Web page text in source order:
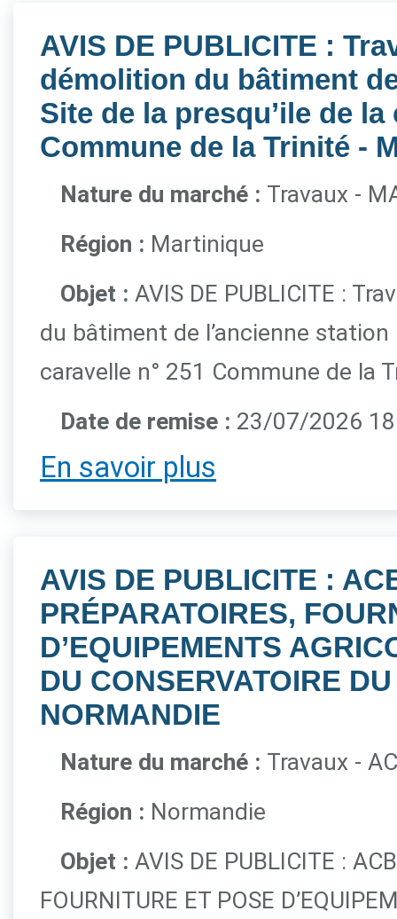
AVIS DE PUBLICITE :
démolition du bâtiment
Site de la presqu’ile de la
Commune de la Trinité -
Nature du marché : Travaux -
Région : Martinique
Objet : AVIS DE PUBLICITE :
du bâtiment de l’ancienne
caravelle n° 251 Commune de la
Date de remise : 23/07/2026
En savoir plus
AVIS DE PUBLICITE :
PRÉPARATOIRES,
D’EQUIPEMENTS
DU CONSERVATOIRE
NORMANDIE
Nature du marché : Travaux -
Région : Normandie
Objet : AVIS DE PUBLICITE :
FOURNITURE ET POSE